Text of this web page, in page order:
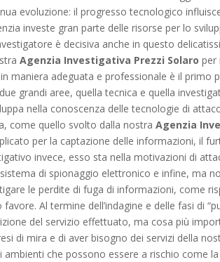
evoluzione: il progresso tecnologico
investe gran parte delle risorse per lo
è decisiva anche in questo
Agenzia Investigativa Prezzi Solaro per
maniera adeguata e professionale è il primo
grandi aree, quella tecnica e quella
nella conoscenza delle tecnologie di
come quello svolto dalla nostraAgenzia
per la captazione delle informazioni, il
invece, esso sta nella motivazioni di
di spionaggio elettronico e infine, ma
le perdite di fuga di informazioni, come
Al termine dell’indagine e delle fasi di
del servizio effettuato, ma cosa più
di mira e di aver bisogno dei servizi della
che possono essere a rischio come la